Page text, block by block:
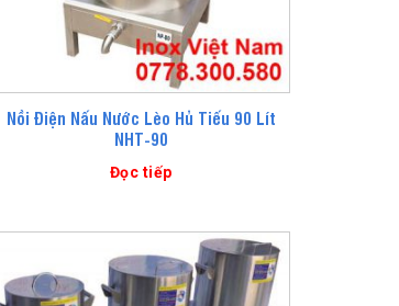
Nồi Điện Nấu Nước Lèo Hủ Tiếu 90 Lít
NHT-90
Đọc tiếp